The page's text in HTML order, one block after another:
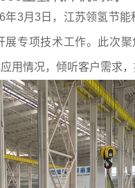
3月3日，江苏领氢节
展专项技术工作。此次
用情况，倾听客户需求